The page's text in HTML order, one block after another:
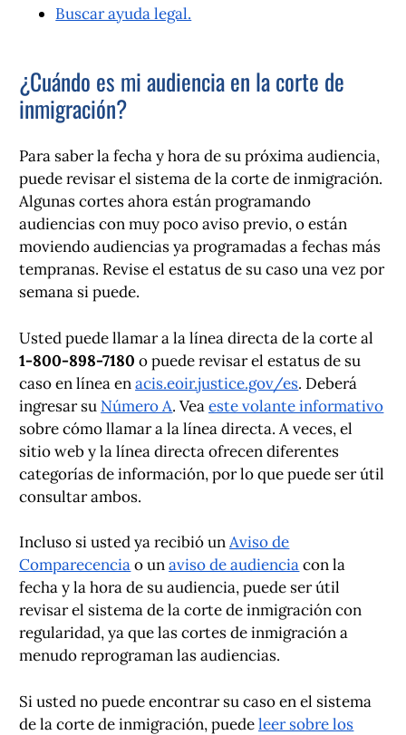
Buscar ayuda legal.
¿Cuándo es mi audiencia en la corte de
inmigración?
Para saber la fecha y hora de su próxima audiencia,
puede revisar el sistema de la corte de inmigración.
Algunas cortes ahora están programando
audiencias con muy poco aviso previo, o están
moviendo audiencias ya programadas a fechas más
tempranas. Revise el estatus de su caso una vez por
semana si puede.
Usted puede llamar a la línea directa de la corte al
1-800-898-7180 o puede revisar el estatus de su
caso en línea enacis.eoir.justice.gov/es. Deberá
ingresar su Número A. Veaeste volante informativo
sobre cómo llamar a la línea directa. A veces, el
sitio web y la línea directa ofrecen diferentes
categorías de información, por lo que puede ser útil
consultar ambos.
Incluso si usted ya recibió unAviso de
Comparecenciao unaviso de audienciacon la
fecha y la hora de su audiencia, puede ser útil
revisar el sistema de la corte de inmigración con
regularidad, ya que las cortes de inmigración a
menudo reprograman las audiencias.
Si usted no puede encontrar su caso en el sistema
de la corte de inmigración, puedeleer sobre los